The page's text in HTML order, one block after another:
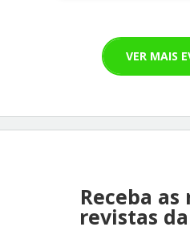
VER MAIS
Receba
revistas